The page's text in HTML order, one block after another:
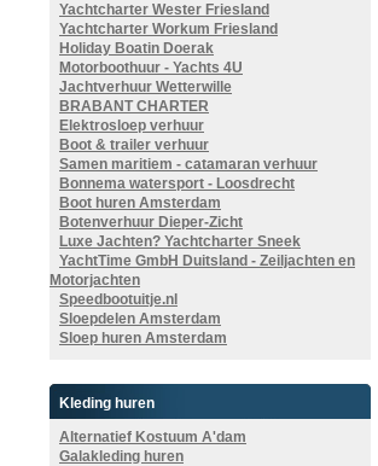
Yachtcharter Wester Friesland
Yachtcharter Workum Friesland
Holiday Boatin Doerak
Motorboothuur - Yachts 4U
Jachtverhuur Wetterwille
BRABANT CHARTER
Elektrosloep verhuur
Boot & trailer verhuur
Samen maritiem - catamaran verhuur
Bonnema watersport - Loosdrecht
Boot huren Amsterdam
Botenverhuur Dieper-Zicht
Luxe Jachten? Yachtcharter Sneek
YachtTime GmbH Duitsland - Zeiljachten en
Motorjachten
Speedbootuitje.nl
Sloepdelen Amsterdam
Sloep huren Amsterdam
Kleding huren
Alternatief Kostuum A'dam
Galakleding huren